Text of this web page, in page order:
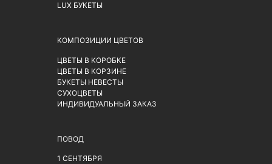
LUX БУКЕТЫ
КОМПОЗИЦИИ ЦВЕТОВ
ЦВЕТЫ В КОРОБКЕ
ЦВЕТЫ В КОРЗИНЕ
БУКЕТЫ НЕВЕСТЫ
СУХОЦВЕТЫ
ИНДИВИДУАЛЬНЫЙ ЗАКАЗ
ПОВОД
1 СЕНТЯБРЯ